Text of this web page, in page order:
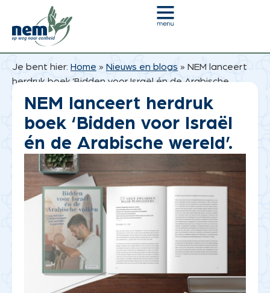
Je bent hier: Home » Nieuws en blogs » NEM lanceert
herdruk boek ‘Bidden voor Israël én de Arabische
wereld’.
NEM lanceert herdruk
boek ‘Bidden voor Israël
én de Arabische wereld’.